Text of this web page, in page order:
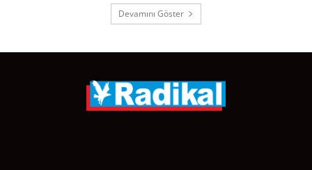
Devamını Göster